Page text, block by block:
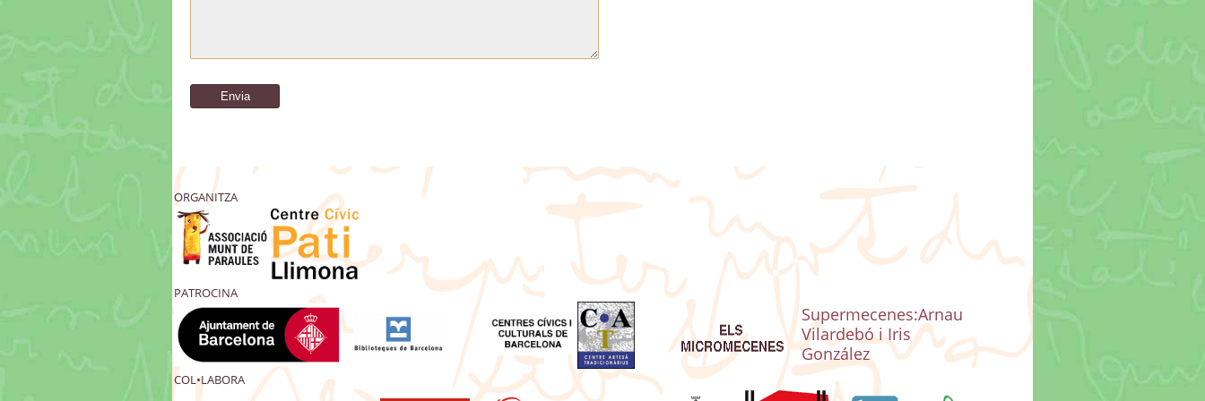
ORGANITZA
PATROCINA
Supermecenes:Arnau
Vilardebó i Iris
González
COL•LABORA